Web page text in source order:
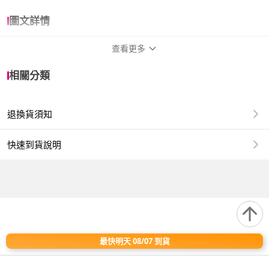
圖文詳情
譯者
出版社
尺寸開本 17 cm *23 cm *1.45cm
查看更多
相關分類
退換貨須知
快速到貨說明
最快明天 08/07 到貨